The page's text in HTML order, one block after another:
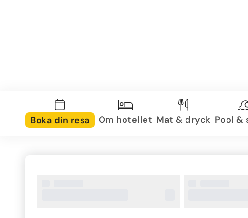
Boka din resa Om hotellet Mat & dryck Pool &